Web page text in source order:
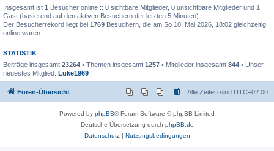
Insgesamt ist 1 Besucher online :: 0 sichtbare Mitglieder, 0 unsichtbare Mitglieder und 1
Gast (basierend auf den aktiven Besuchern der letzten 5 Minuten)
Der Besucherrekord liegt bei 1769 Besuchern, die am So 10. Mai 2026, 18:02 gleichzeitig
online waren.
STATISTIK
Beiträge insgesamt 23264 • Themen insgesamt 1257 • Mitglieder insgesamt 844 • Unser
neuestes Mitglied: Luke1969
Foren-Übersicht Alle Zeiten sind UTC+02:00
Powered by phpBB® Forum Software © phpBB Limited
Deutsche Übersetzung durch phpBB.de
Datenschutz| Nutzungsbedingungen